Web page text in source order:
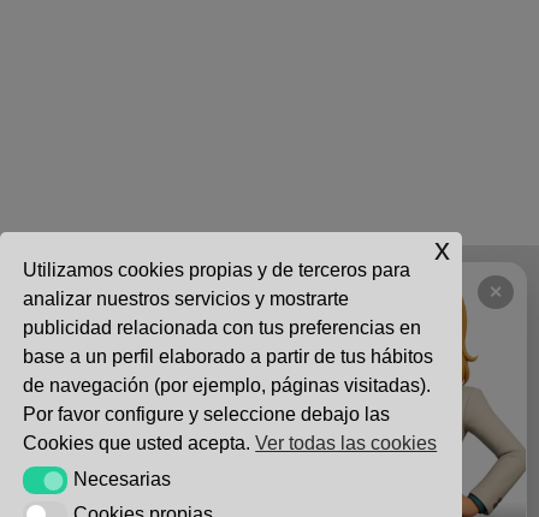
CONTACTO|USO ACEPTABLE|
|
POLÍTICA DE PRIVACIDAD|POLÍTICA DE COOKIES
Calle Chile 4, Edificio 1, Oficina 8 Las Rozas, Madrid 28290
info@nattia.com|91 027 3665
NATTIA VENTURES.SL ® 2011 - 2026 :: Ofrecemos
Servicios de Desarrollo Avanzado de Software, Consultoría
✕
Utilizamos cookies propias y de terceros para
analizar nuestros servicios y mostrarte
publicidad relacionada con tus preferencias en
base a un perfil elaborado a partir de tus hábitos
de navegación (por ejemplo, páginas visitadas).
Por favor configure y seleccione debajo las
Cookies que usted acepta.Ver todas las cookies
NecesariasNecesarias
x